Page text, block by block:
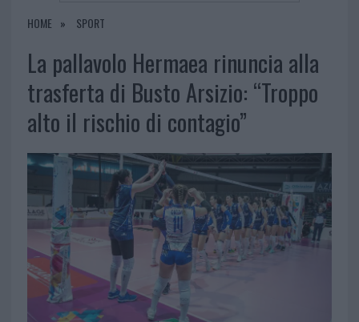
HOME SPORT
La pallavolo Hermaea rinuncia alla
trasferta di Busto Arsizio: “Troppo
alto il rischio di contagio”